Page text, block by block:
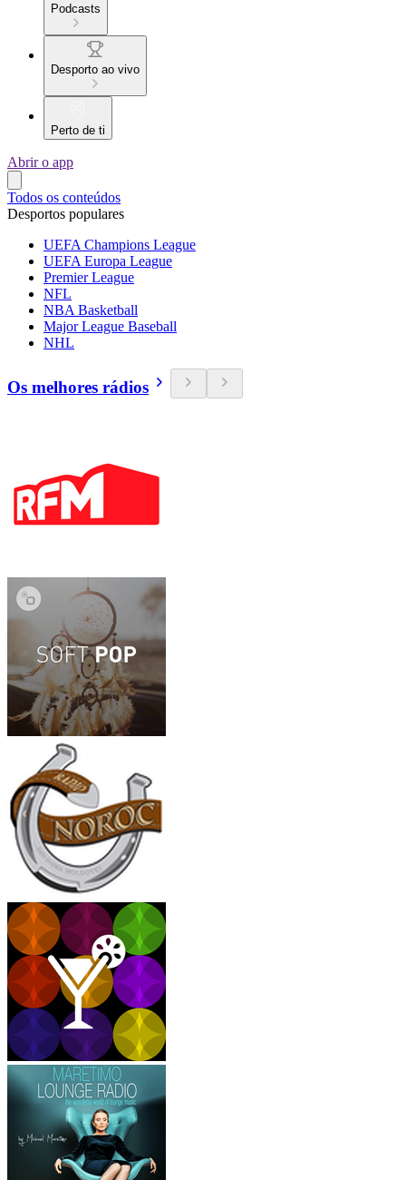
Podcasts
Desporto ao vivo
Perto de ti
Abrir o app
Todos os conteúdos
Desportos populares
UEFA Champions League
UEFA Europa League
Premier League
NFL
NBA Basketball
Major League Baseball
NHL
Os melhores rádios